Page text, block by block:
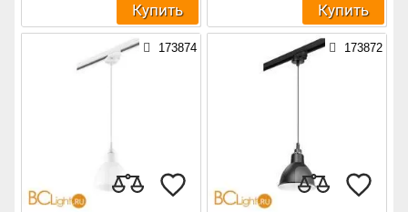
Купить Купить
173874 173872